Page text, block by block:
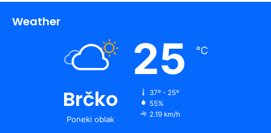
Weather
Brčko
Poneki oblak
25 ℃
37º - 25º
55%
2.19 km/h